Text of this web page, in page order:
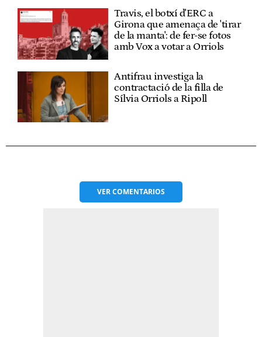
Travis, el botxí d'ERC a
Girona que amenaça de 'tirar
de la manta': de fer-se fotos
amb Vox a votar a Orriols
Antifrau investiga la
contractació de la filla de
Sílvia Orriols a Ripoll
VERCOMENTARIOS